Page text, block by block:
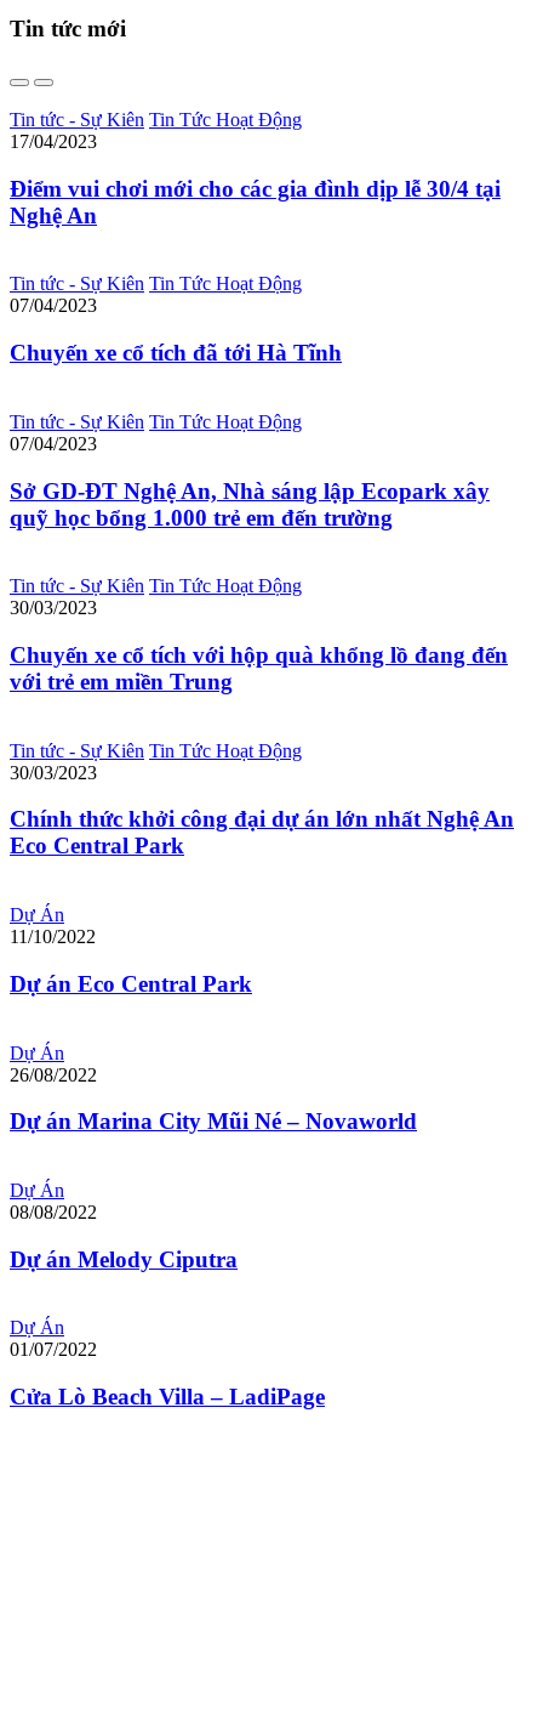
Tin tức mới
Tin tức - Sự Kiên Tin Tức Hoạt Động
17/04/2023
Điểm vui chơi mới cho các gia đình dịp lễ 30/4 tại
Nghệ An
Tin tức - Sự Kiên Tin Tức Hoạt Động
07/04/2023
Chuyến xe cổ tích đã tới Hà Tĩnh
Tin tức - Sự Kiên Tin Tức Hoạt Động
07/04/2023
Sở GD-ĐT Nghệ An, Nhà sáng lập Ecopark xây
quỹ học bổng 1.000 trẻ em đến trường
Tin tức - Sự Kiên Tin Tức Hoạt Động
30/03/2023
Chuyến xe cổ tích với hộp quà khổng lồ đang đến
với trẻ em miền Trung
Tin tức - Sự Kiên Tin Tức Hoạt Động
30/03/2023
Chính thức khởi công đại dự án lớn nhất Nghệ An
Eco Central Park
Dự Án
11/10/2022
Dự án Eco Central Park
Dự Án
26/08/2022
Dự án Marina City Mũi Né – Novaworld
Dự Án
08/08/2022
Dự án Melody Ciputra
Dự Án
01/07/2022
Cửa Lò Beach Villa – LadiPage